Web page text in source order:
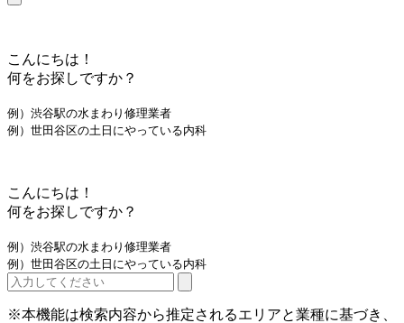
こんにちは！
何をお探しですか？
例）渋谷駅の水まわり修理業者
例）世田谷区の土日にやっている内科
こんにちは！
何をお探しですか？
例）渋谷駅の水まわり修理業者
例）世田谷区の土日にやっている内科
※本機能は検索内容から推定されるエリアと業種に基づき、